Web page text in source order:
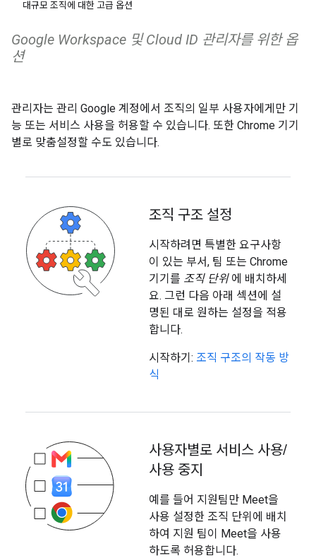
대규모 조직에 대한 고급 옵션
Google Workspace ​및​ Cloud ID 관리자를 위한 옵
션
관리자는 관리 Google 계정에서 조직의 일부 사용자에게만 기
능 또는 서비스 사용을 허용할 수 있습니다. 또한 Chrome 기기
별로 맞춤설정할 수도 있습니다.
조직 구조 설정
시작하려면 특별한 요구사항
이 있는 부서, 팀 또는 Chrome
기기를 조직 단위에 배치하세
요. 그런 다음 아래 섹션에 설
명된 대로 원하는 설정을 적용
합니다.
시작하기: 조직 구조의 작동 방
식
사용자별로 서비스 사용/
사용 중지
예를 들어 지원팀만 Meet을
사용 설정한 조직 단위에 배치
하여 지원 팀이 Meet을 사용
하도록 허용합니다.